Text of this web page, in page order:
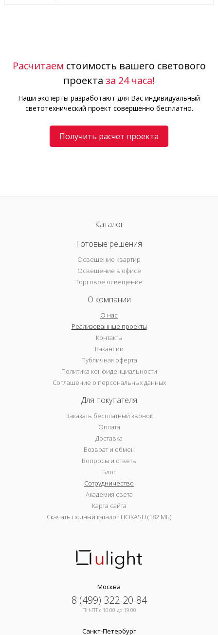
Расчитаем стоимость вашего светового
проекта за 24 часа!
Наши эксперты разработают для Вас индивидуальный
светотехнический проект совершенно бесплатно.
Получить расчет проекта
Каталог
Готовые решения
Освещение квартир
Освещение в офисе
Торговое освещение
О компании
О нас
Реализованные проекты
Контакты
Вакансии
Публичная оферта
Политика конфиденциальности
Соглашение о персональных данных
Для покупателя
Заказать бесплатный звонок
Оплата
Доставка
Возврат и обмен
Вопросы и ответы
Блог
Сотрудничество
Академия света
Карта сайта
Скачать полный каталог HOKASU (182 МБ)
Москва
8 (499) 322-20-84
ПН-ПТ c 10:00 до 19:00
Санкт-Петербург